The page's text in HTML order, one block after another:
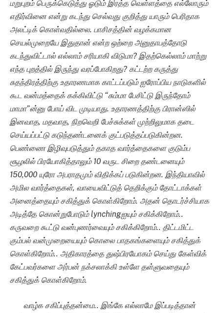
மறுபுறம் பெருக்கெடுத்து ஓடும் இரத்த வெள்ளத்தை எல்லோரும்
எதிர்வினை என்று கடந்து செல்வது குறித்து யாரும் பெரிதாக
அலட்டிக் கொள்வதில்லை. பாசிசத்தின் வழக்கமான
செயல்முறையே இதுதான் என்ற ஒற்றை அனுதாபத்தோடு
கடந்துவிட்டால் எல்லாம் சரியாகி விடுமா? இதற்கெல்லாம் மாற்று
எந்த புறத்தில் இருந்து வரப்போகிறது? கட்டற்ற கருத்து
சுதந்திரத்திற்கு உதாரணமாக காட்டப்படும் ஐரோப்பிய நாடுகளில்
கூட வன்மத்தைக் கக்கிவிட்டு “சும்மா பேசிட்டு இருந்தோம்
மாமா”ன்னு போய் விட முடியாது. உதாரணத்திற்கு பிரான்ஸில்
இனவாத, மதவாத, நிறவெறி பேச்சுக்கள் முற்றிலுமாக தடை
செய்யப்பட்டு கடுந்தண்டனைக் குட்படுத்தப்படுகின்றன.
பெண்ணை இழிவுபடுத்தும் தகாத வார்த்தைகளை குடும்ப
சூழலில் பிரயோகித்தாலும் 10 வருட சிறை தண்டனையும்
150,000 யுரோ அபராதமும் விதிக்கப் படுகின்றன. இந்தியாவில்
அமில வார்த்தைகள், வாயைவிட்டுத் தெறிக்கும் தோட்டாக்கள்
அனைத்தையும் சகித்துக் கொள்கிறோம். அதன் தொடர்ச்சியாக
அடித்தே கொன்றுபோடும் lynchingஐயும் சகிக்கிறோம்..
கருவறை கூட்டு வன்புணர்வையும் சகிக்கிறோம்.. திட்டமிட்ட
கும்பல் வன்முறையையும் கொலை பாதகங்களையும் சகித்துக்
கொள்கிறோம்.. அதிகாரத்தை துஷ்பிரயோகம் செய்து கேள்விக்
கேட்பவர்களை அர்பன் நக்சலாக்கி உள்ளே தள்ளுவதையும்
சகித்துக் கொள்கிறோம்.
வாழ்க சகிப்புத்தன்மை.. இங்கே எல்லாமே இப்படித்தான்